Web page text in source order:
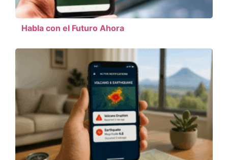
Habla con el Futuro Ahora